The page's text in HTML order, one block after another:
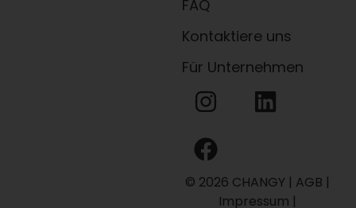
FAQ
Kontaktiere uns
Für Unternehmen
© 2026 CHANGY | AGB |
Impressum |